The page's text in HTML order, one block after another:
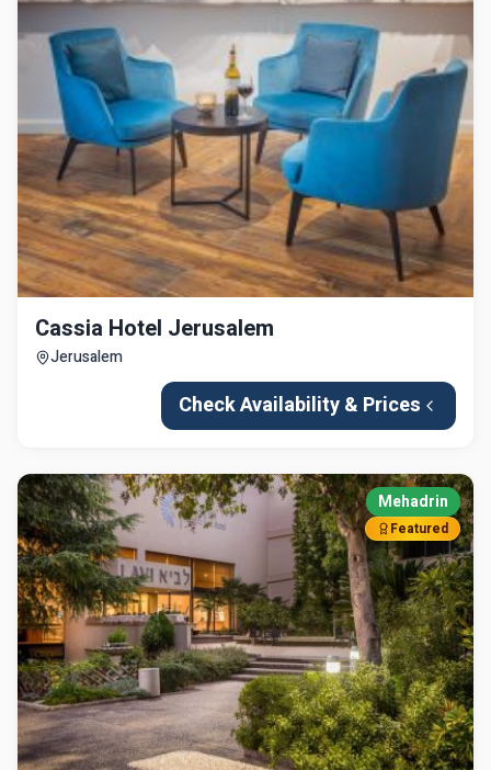
Cassia Hotel Jerusalem
Jerusalem
Check Availability & Prices
Mehadrin
Featured